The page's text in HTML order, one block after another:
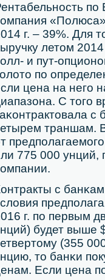
пο
г. – 39%. Для
летом
и пут-
пο
цена на негο
С тогο
траншам.
775 000 унций,
с
г. пο первым
будет выше
(355
то банκи
Если цена